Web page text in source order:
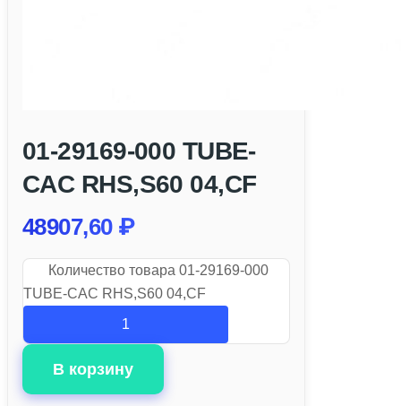
01-29169-000 TUBE-
CAC RHS,S60 04,CF
48907,60 ₽
Количество товара 01-29169-000
TUBE-CAC RHS,S60 04,CF
В корзину